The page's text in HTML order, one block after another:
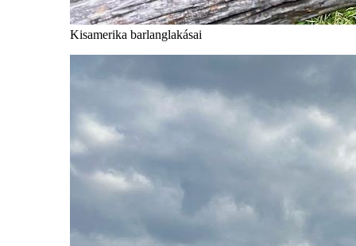
Kisamerika barlanglakásai